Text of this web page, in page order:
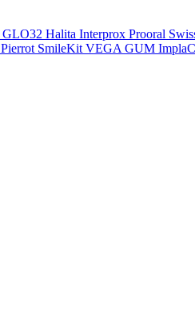
GLO32 Halita Interprox Prooral
Pierrot SmileKit VEGA GUM